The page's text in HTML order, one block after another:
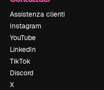
Assistenza clienti
Instagram
YouTube
LinkedIn
TikTok
Discord
X